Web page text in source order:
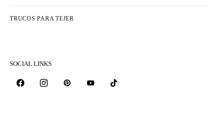
TRUCOS PARA TEJER
SOCIAL LINKS